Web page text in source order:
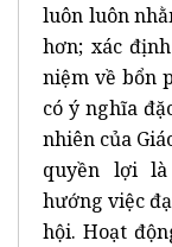
luôn luôn
hơn; xác
niệm về bổn
có ý nghĩa
nhiên của
quyền lợi
hướng việc
hội. Hoạt